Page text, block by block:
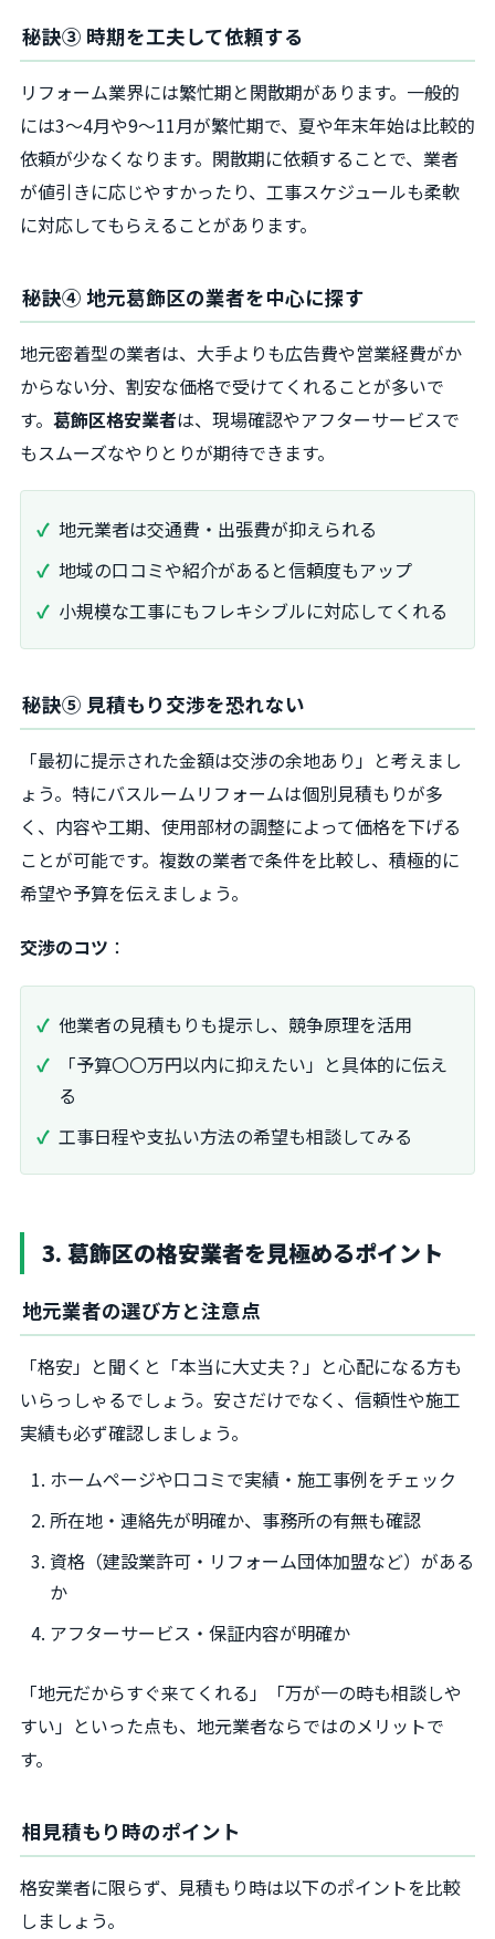
秘訣③ 時期を工夫して依頼する
リフォーム業界には繁忙期と閑散期があります。一般的
には3〜4月や9〜11月が繁忙期で、夏や年末年始は比較的
依頼が少なくなります。閑散期に依頼することで、業者
が値引きに応じやすかったり、工事スケジュールも柔軟
に対応してもらえることがあります。
秘訣④ 地元葛飾区の業者を中心に探す
地元密着型の業者は、大手よりも広告費や営業経費がか
からない分、割安な価格で受けてくれることが多いで
す。 葛飾区格安業者は、現場確認やアフターサービスで
もスムーズなやりとりが期待できます。
地元業者は交通費・出張費が抑えられる
地域の口コミや紹介があると信頼度もアップ
小規模な工事にもフレキシブルに対応してくれる
秘訣⑤ 見積もり交渉を恐れない
「最初に提示された金額は交渉の余地あり」と考えまし
ょう。特にバスルームリフォームは個別見積もりが多
く、内容や工期、使用部材の調整によって価格を下げる
ことが可能です。複数の業者で条件を比較し、積極的に
希望や予算を伝えましょう。
交渉のコツ ：
他業者の見積もりも提示し、競争原理を活用
「予算〇〇万円以内に抑えたい」と具体的に伝え
る
工事日程や支払い方法の希望も相談してみる
3. 葛飾区の格安業者を見極めるポイント
地元業者の選び方と注意点
「格安」と聞くと「本当に大丈夫？」と心配になる方も
いらっしゃるでしょう。安さだけでなく、信頼性や施工
実績も必ず確認しましょう。
ホームページや口コミで実績・施工事例をチェック
所在地・連絡先が明確か、事務所の有無も確認
資格（建設業許可・リフォーム団体加盟など）がある
か
アフターサービス・保証内容が明確か
「地元だからすぐ来てくれる」「万が一の時も相談しや
すい」といった点も、地元業者ならではのメリットで
す。
相見積もり時のポイント
格安業者に限らず、見積もり時は以下のポイントを比較
しましょう。